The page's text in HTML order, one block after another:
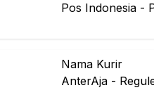
Pos Indonesia -
Nama Kurir
AnterAja -